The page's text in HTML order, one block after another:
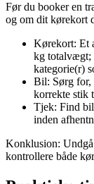
Før du booker en
og om dit kørekort
Kørekort: Et
kg totalvægt;
kategorie(r)
Bil: Sørg for,
korrekte stik
Tjek: Find
inden
Konklusion:
kontrollere både